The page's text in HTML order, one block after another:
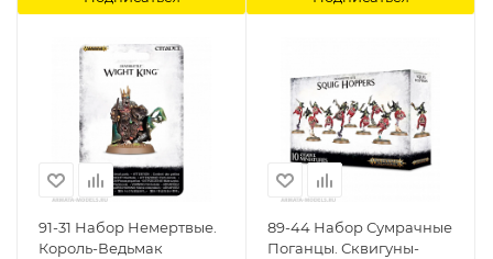
91-31 Набор Немертвые.
Король-Ведьмак
89-44 Набор Сумрачные
Поганцы. Сквигуны-